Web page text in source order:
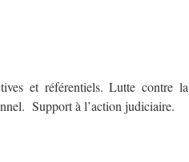
et référentiels. Lutte contre la
Support à l’action judiciaire.